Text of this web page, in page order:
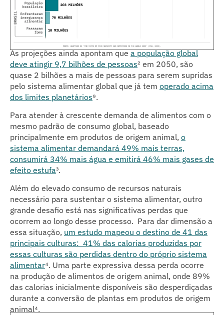
As projeções ainda apontam quea população global
deve atingir 9,7 bilhões de pessoas² em 2050, são
quase 2 bilhões a mais de pessoas para serem supridas
pelo sistema alimentar global que já tem operado acima
dos limites planetários⁹.
Para atender à crescente demanda de alimentos com o
mesmo padrão de consumo global, baseado
principalmente em produtos de origem animal, o
sistema alimentar demandará 49% mais terras,
consumirá 34% mais água e emitirá 46% mais gases de
efeito estufa³.
Além do elevado consumo de recursos naturais
necessário para sustentar o sistema alimentar, outro
grande desafio está nas significativas perdas que
ocorrem ao longo desse processo. Para dar dimensão a
essa situação, um estudo mapeou o destino de 41 das
principais culturas: 41% das calorias produzidas por
essas culturas são perdidas dentro do próprio sistema
alimentar⁴. Uma parte expressiva dessa perda ocorre
na produção de alimentos de origem animal, onde 89%
das calorias inicialmente disponíveis são desperdiçadas
durante a conversão de plantas em produtos de origem
animal⁴.